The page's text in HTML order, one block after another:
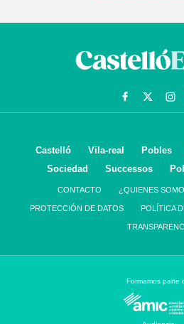
Castelló Vila-real Pobles
Sociedad
Successos
CONTACTO ¿QUIENES
PROTECCIÓN DE DATOS POLÍTICA
Formamos parte